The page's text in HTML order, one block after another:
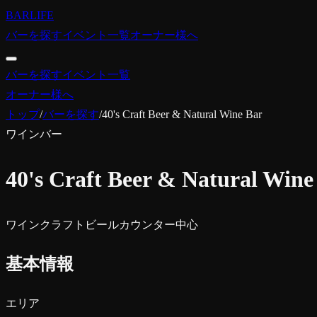
BARLIFE
バーを探すイベント一覧オーナー様へ
バーを探すイベント一覧
オーナー様へ
トップ/バーを探す/40's Craft Beer & Natural Wine Bar
ワインバー
40's Craft Beer & Natural
ワインクラフトビールカウンター中心
基本情報
エリア